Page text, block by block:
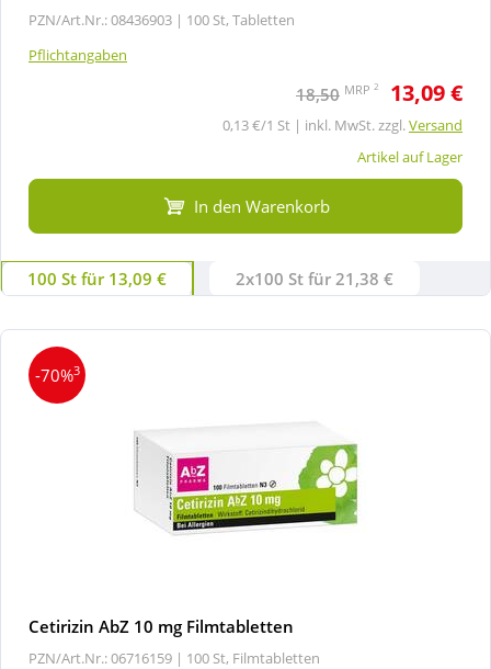
PZN/Art.Nr.: 08436903 | 100 St, Tabletten
Pflichtangaben
18,50 MRP 2 13,09 €
0,13 €/1 St | inkl. MwSt. zzgl.Versand
Artikel auf Lager
In den Warenkorb
100 St für 13,09 € 2x100 St für 21,38 €
-70%3
Cetirizin AbZ 10 mg Filmtabletten
PZN/Art.Nr.: 06716159 | 100 St, Filmtabletten